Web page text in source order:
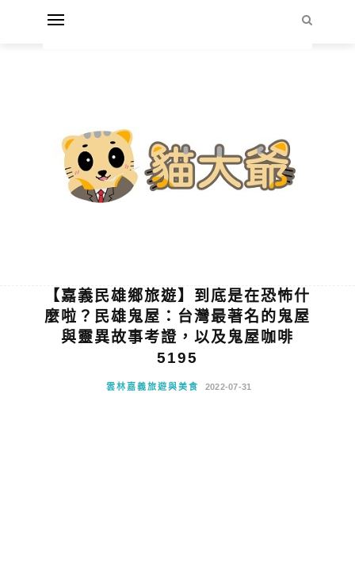
【嘉義民雄鄉旅遊】到底是在恐怖什
麼啦？民雄鬼屋：台灣最著名的鬼屋
與靈異故事考證，以及鬼屋咖啡
5195
雲林嘉義旅遊與美食 2022-07-31